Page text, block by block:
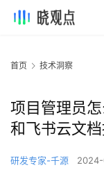
首页 技术洞察
项目管理员
和飞书云文档
研发专家-千源